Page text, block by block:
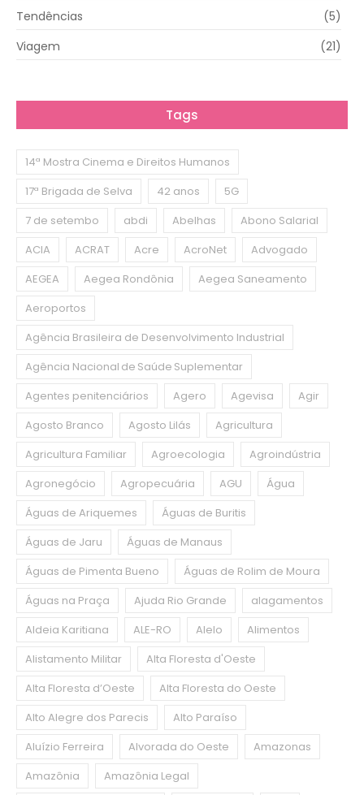
Tendências
(5)
Viagem
(21)
Tags
14ª Mostra Cinema e Direitos Humanos
17ª Brigada de Selva
42 anos
5G
7 de setembo
abdi Abelhas
Abono Salarial
ACIA
ACRAT Acre AcroNet
Advogado
AEGEA
Aegea Rondônia
Aegea Saneamento
Aeroportos
Agência Brasileira de Desenvolvimento Industrial
Agência Nacional de Saúde Suplementar
Agentes penitenciários
Agero Agevisa
Agir
Agosto Branco
Agosto Lilás
Agricultura
Agricultura Familiar
Agroecologia
Agroindústria
Agronegócio
Agropecuária AGU
Água
Águas de Ariquemes
Águas de Buritis
Águas de Jaru
Águas de Manaus
Águas de Pimenta Bueno
Águas de Rolim de Moura
Águas na Praça
Ajuda Rio Grande
alagamentos
Aldeia Karitiana
ALE-RO Alelo
Alimentos
Alistamento Militar
Alta Floresta d'Oeste
Alta Floresta d’Oeste
Alta Floresta do Oeste
Alto Alegre dos Parecis
Alto Paraíso
Aluízio Ferreira
Alvorada do Oeste
Amazonas
Amazônia
Amazônia Legal